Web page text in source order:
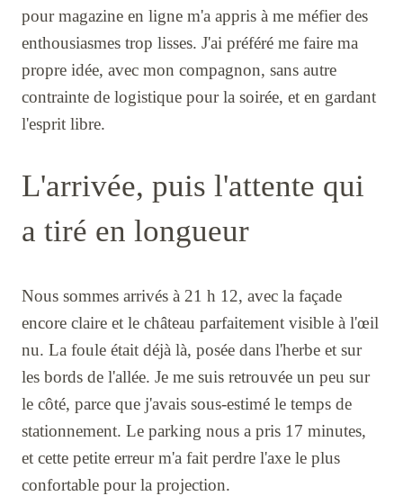
pour magazine en ligne m'a appris à me méfier des
enthousiasmes trop lisses. J'ai préféré me faire ma
propre idée, avec mon compagnon, sans autre
contrainte de logistique pour la soirée, et en gardant
l'esprit libre.
L'arrivée, puis l'attente qui
a tiré en longueur
Nous sommes arrivés à 21 h 12, avec la façade
encore claire et le château parfaitement visible à l'œil
nu. La foule était déjà là, posée dans l'herbe et sur
les bords de l'allée. Je me suis retrouvée un peu sur
le côté, parce que j'avais sous-estimé le temps de
stationnement. Le parking nous a pris 17 minutes,
et cette petite erreur m'a fait perdre l'axe le plus
confortable pour la projection.